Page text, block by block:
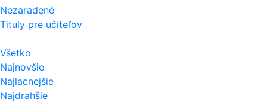
Nezaradené
Tituly pre učiteľov
Všetko
Najnovšie
Najlacnejšie
Najdrahšie